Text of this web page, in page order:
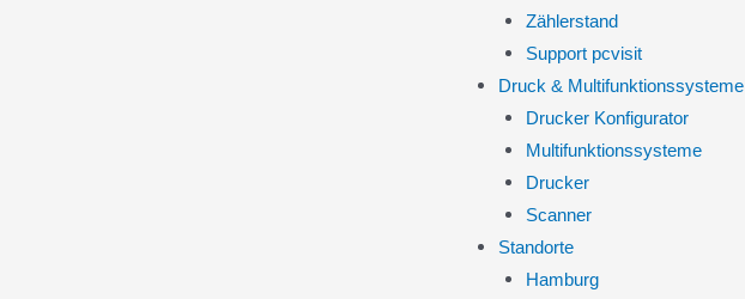
Zählerstand
Support pcvisit
Druck & Multifunktionssysteme
Drucker Konfigurator
Multifunktionssysteme
Drucker
Scanner
Standorte
Hamburg